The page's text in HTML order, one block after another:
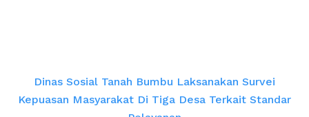
Dinas Sosial Tanah Bumbu Laksanakan Survei
Kepuasan Masyarakat Di Tiga Desa Terkait Standar